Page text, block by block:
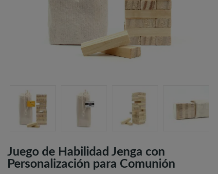
Juego de Habilidad Jenga con
Personalización para Comunión